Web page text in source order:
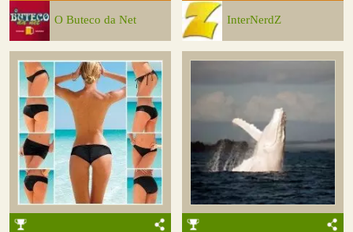
O Buteco da Net InterNerdZ